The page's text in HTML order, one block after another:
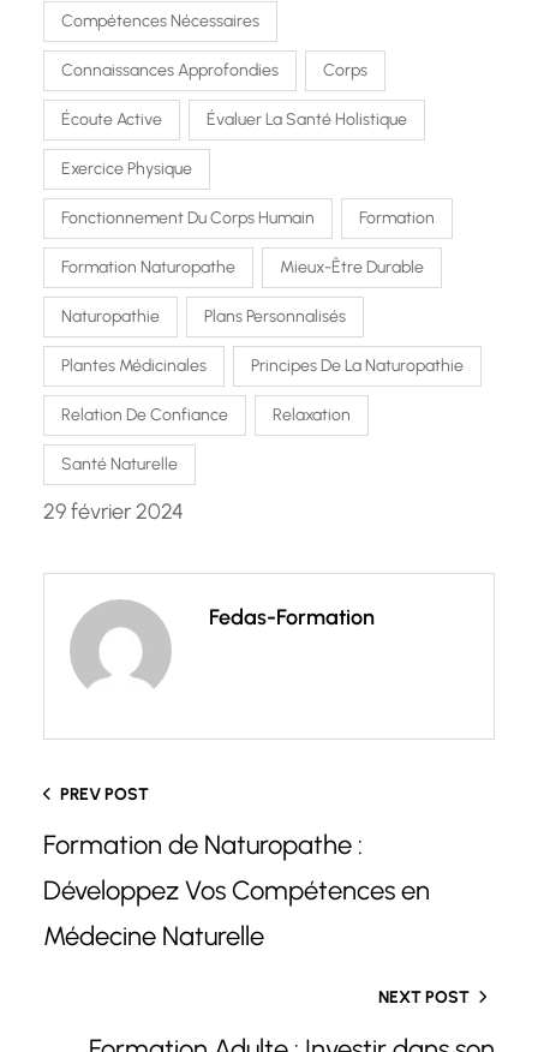
Compétences Nécessaires
Connaissances Approfondies Corps
Écoute Active Évaluer La Santé Holistique
Exercice Physique
Fonctionnement Du Corps Humain Formation
Formation Naturopathe Mieux-Être Durable
Naturopathie Plans Personnalisés
Plantes Médicinales Principes De La Naturopathie
Relation De Confiance Relaxation
Santé Naturelle
29 février 2024
Fedas-Formation
PREV POST
Formation de Naturopathe :
Développez Vos Compétences en
Médecine Naturelle
NEXT POST